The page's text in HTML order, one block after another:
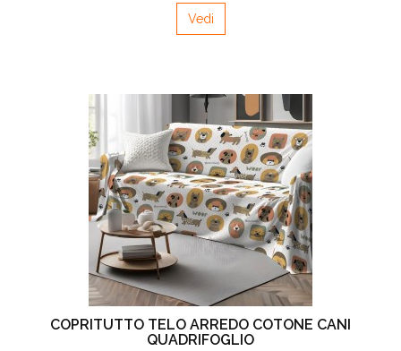
Vedi
COPRITUTTO TELO ARREDO COTONE CANI
QUADRIFOGLIO